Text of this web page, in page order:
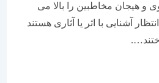
مخاطبین را بالا می
با اثر یا آثاری هستند